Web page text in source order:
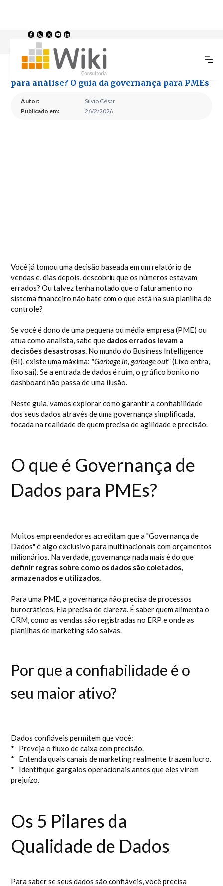
Blog
governança para PMEs
Como saber se meus dados estão confiáveis
para análise? O guia da governança para PMEs
Autor:
Silvio César
Publicado em:
26/2/2026
Você já tomou uma decisão baseada em um relatório de
vendas e, dias depois, descobriu que os números estavam
errados? Ou talvez tenha notado que o faturamento no
sistema financeiro não bate com o que está na sua planilha de
controle?
Se você é dono de uma pequena ou média empresa (PME) ou
atua como analista, sabe que dados errados levam a
decisões desastrosas. No mundo do Business Intelligence
(BI), existe uma máxima: "Garbage in, garbage out"(Lixo entra,
lixo sai). Se a entrada de dados é ruim, o gráfico bonito no
dashboard não passa de uma ilusão.
Neste guia, vamos explorar como garantir a confiabilidade
dos seus dados através de uma governança simplificada,
focada na realidade de quem precisa de agilidade e precisão.
O que é Governança de
Dados para PMEs?
Muitos empreendedores acreditam que a "Governança de
Dados" é algo exclusivo para multinacionais com orçamentos
milionários. Na verdade, governança nada mais é do que
definir regras sobre como os dados são coletados,
armazenados e utilizados.
Para uma PME, a governança não precisa de processos
burocráticos. Ela precisa de clareza. É saber quem alimenta o
CRM, como as vendas são registradas no ERP e onde as
planilhas de marketing são salvas.
Por que a confiabilidade é o
seu maior ativo?
Dados confiáveis permitem que você:
* Preveja o fluxo de caixa com precisão.
* Entenda quais canais de marketing realmente trazem lucro.
* Identifique gargalos operacionais antes que eles virem
prejuízo.
Os 5 Pilares da
Qualidade de Dados
Para saber se seus dados são confiáveis, você precisa